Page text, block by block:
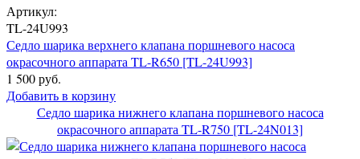
Артикул:
TL-24U993
Седло шарика верхнего клапана поршневого насоса
окрасочного аппарата TL-R650 [TL-24U993]
1 500 руб.
Добавить в корзину
Седло шарика нижнего клапана поршневого насоса
окрасочного аппарата TL-R750 [TL-24N013]